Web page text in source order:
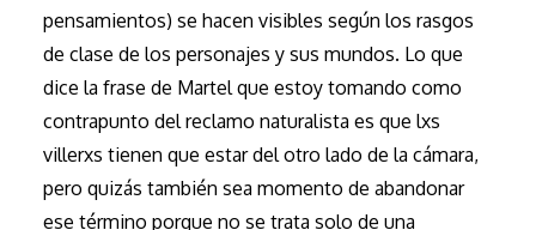
pensamientos) se hacen visibles según los rasgos
de clase de los personajes y sus mundos. Lo que
dice la frase de Martel que estoy tomando como
contrapunto del reclamo naturalista es que lxs
villerxs tienen que estar del otro lado de la cámara,
pero quizás también sea momento de abandonar
ese término porque no se trata solo de una